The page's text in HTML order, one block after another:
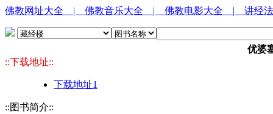
佛教网址大全 | 佛教音乐大全 | 佛教电影大全 | 讲经
优婆
::下载地址::
下载地址1
::图书简介::